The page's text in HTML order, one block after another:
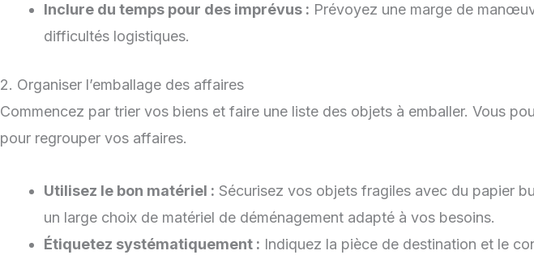
Inclure du temps pour des imprévus : Prévoyez une marge de
difficultés logistiques.
2. Organiser l’emballage des affaires
Commencez par trier vos biens et faire une liste des objets à emballer. Vous
pour regrouper vos affaires.
Utilisez le bon matériel : Sécurisez vos objets fragiles avec du papier
un large choix de matériel de déménagement adapté à vos besoins.
Étiquetez systématiquement : Indiquez la pièce de destination et le